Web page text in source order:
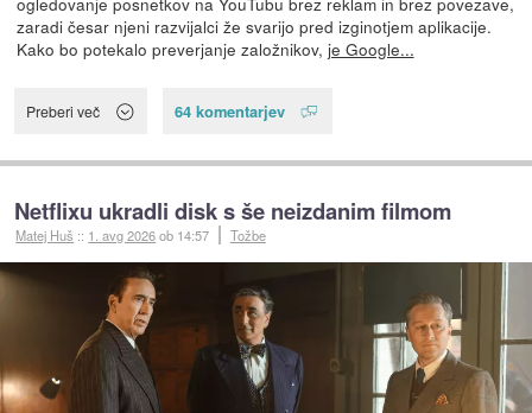
zaradi česar njeni razvijalci že svarijo pred izginotjem aplikacije.
Kako bo potekalo preverjanje založnikov, je Google...
Preberi več 64 komentarjev
Netflixu ukradli disk s še neizdanim filmom
Matej Huš :: 1. avg 2026ob 14:57 Tožbe